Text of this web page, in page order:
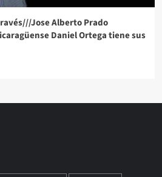
Jose Alberto Prado
Daniel Ortega tiene sus